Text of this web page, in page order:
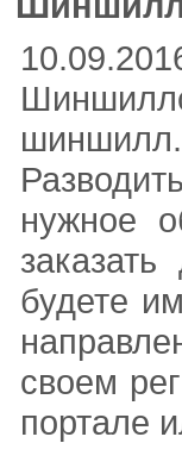
нужное
будете
своем
портале